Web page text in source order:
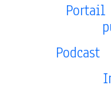
Podcast